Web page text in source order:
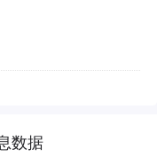
数据